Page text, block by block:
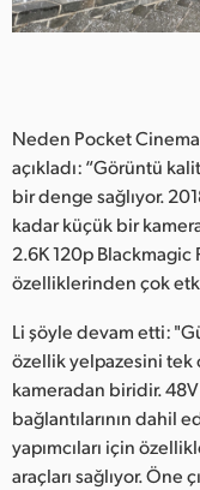
United States
Neden Pocket
açıkladı: “Görüntü
bir denge sağlıyor.
kadar küçük bir
2.6K 120p
özelliklerinden çok
Li şöyle devam etti:
özellik yelpazesini tek
kameradan biridir.
bağlantılarının dahil
yapımcıları için
araçları sağlıyor.